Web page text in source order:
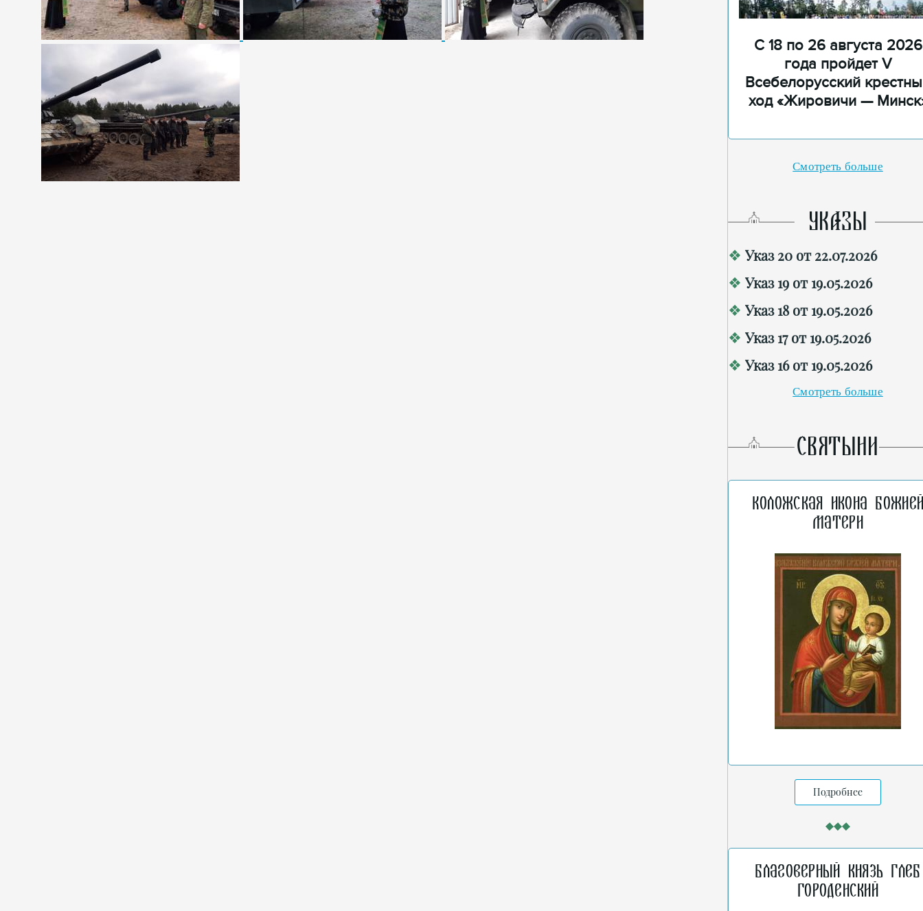
С 18 по 26 августа 2026
года пройдет V
Всебелорусский
ход «Жировичи —
Смотреть больше
УКАЗЫ
Указ 20 от 22.07.2026
Указ 19 от 19.05.2026
Указ 18 от 19.05.2026
Указ 17 от 19.05.2026
Указ 16 от 19.05.2026
Смотреть больше
СВЯТЫНИ
Коложская икона
Матери
Подробнее
Благоверный князь Глеб
Городенский